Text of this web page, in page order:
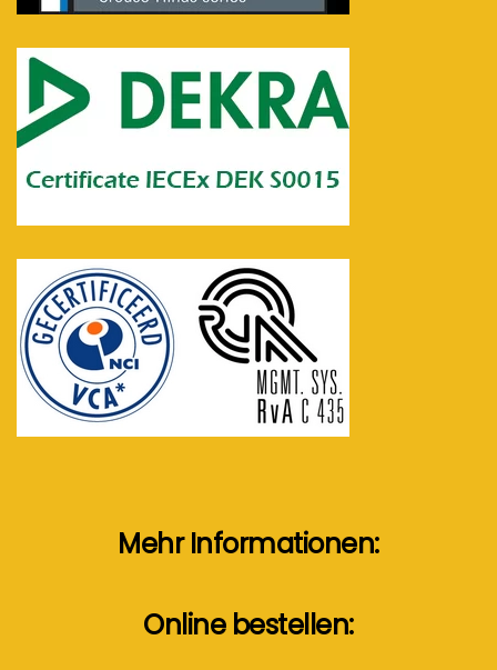
Mehr Informationen:
Online bestellen: